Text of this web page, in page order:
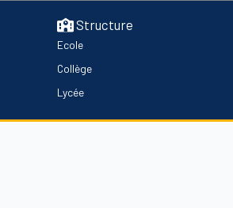
Structure
Ecole
Collège
Lycée